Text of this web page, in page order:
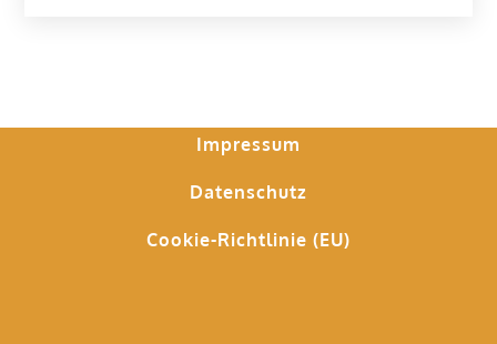
Impressum
Datenschutz
Cookie-Richtlinie (EU)